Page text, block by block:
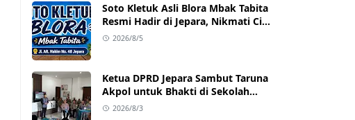
Soto Kletuk Asli Blora Mbak Tabita
Resmi Hadir di Jepara, Nikmati Cita
Rasa Autentik Mulai Rp10 Ribu
2026/8/5
Ketua DPRD Jepara Sambut Taruna
Akpol untuk Bhakti di Sekolah
Rakyat Jepara
2026/8/3